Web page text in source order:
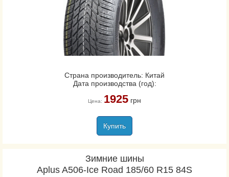
Страна производитель: Китай
Дата производства (год):
Цена: 1925грн
Купить
Зимние шины
Aplus A506-Ice Road 185/60 R15 84S